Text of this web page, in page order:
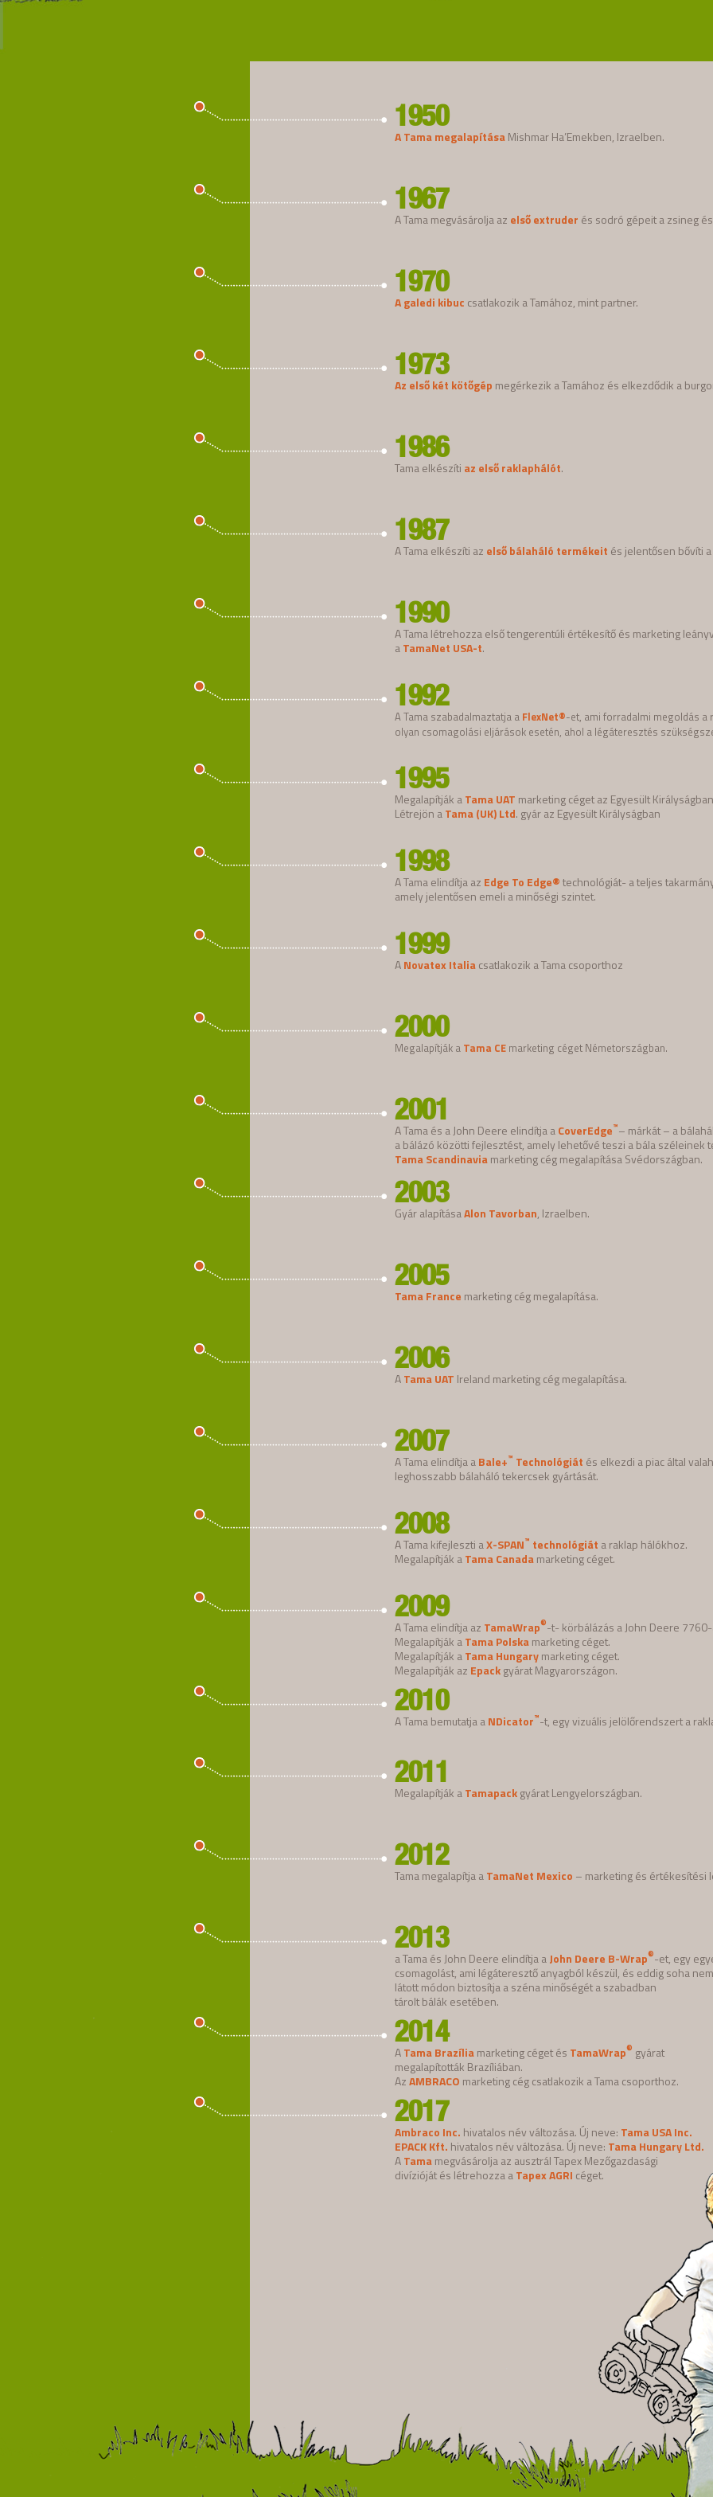
1950
A Tama megalapításaMishmar Ha’Emekben, Izraelben.
1967
A Tama megvásárolja az első extruder és sodró gépeit a zsineg
1970
A galedi kibuc csatlakozik a Tamához, mint partner.
1973
Az első két kötőgép megérkezik a Tamához és elkezdődik a
1986
Tama elkészíti az első raklaphálót.
1987
A Tama elkészíti az első bálaháló termékeit és jelentősen bővíti
1990
A Tama létrehozza első tengerentúli értékesítő és marketing
aTamaNet USA-t.
1992
A Tama szabadalmaztatja a FlexNet®-et, ami forradalmi megoldás a
olyan csomagolási eljárások esetén, ahol a légáteresztés
1995
Megalapítják aTama UAT marketing céget az Egyesült
Létrejön aTama (UK) Ltd. gyár az Egyesült Királyságban
1998
A Tama elindítja az Edge To Edge®technológiát- a teljes
amely jelentősen emeli a minőségi szintet.
1999
ANovatex Italiacsatlakozik a Tama csoporthoz
2000
Megalapítják a Tama CE marketing céget Németországban.
2001
A Tama és a John Deere elindítja aCoverEdge™– márkát – a
a bálázó közötti fejlesztést, amely lehetővé teszi a bála széleinek
Tama Scandinaviamarketing cég megalapítása Svédországban.
2003
Gyár alapításaAlon Tavorban, Izraelben.
2005
Tama France marketing cég megalapítása.
2006
ATama UAT Ireland marketing cég megalapítása.
2007
A Tama elindítja aBale+™ Technológiát és elkezdi a piac által
leghosszabb bálaháló tekercsek gyártását.
2008
A Tama kifejleszti aX-SPAN™ technológiát a raklap hálókhoz.
Megalapítják aTama Canadamarketing céget.
2009
A Tama elindítja az TamaWrap®-t- körbálázás a John Deere
Megalapítják aTama Polskamarketing céget.
Megalapítják aTama Hungarymarketing céget.
Megalapítják az Epackgyárat Magyarországon.
2010
A Tama bemutatja aNDicator™-t, egy vizuális jelölőrendszert a
2011
Megalapítják aTamapackgyárat Lengyelországban.
2012
Tama megalapítja aTamaNet Mexico – marketing és értékesítési
2013
a Tama és John Deere elindítja aJohn Deere B-Wrap®-et, egy
csomagolást, ami légáteresztő anyagból készül, és eddig soha nem
látott módon biztosítja a széna minőségét a szabadban
tárolt bálák esetében.
2014
ATama Brazíliamarketing céget és TamaWrap® gyárat
megalapították Brazíliában.
AzAMBRACO marketing cég csatlakozik a Tama csoporthoz.
2017
Ambraco Inc. hivatalos név változása. Új neve: Tama USA Inc.
EPACK Kft. hivatalos név változása. Új neve: Tama Hungary Ltd.
ATamamegvásárolja az ausztrál Tapex Mezőgazdasági
divízióját és létrehozza aTapex AGRI céget.